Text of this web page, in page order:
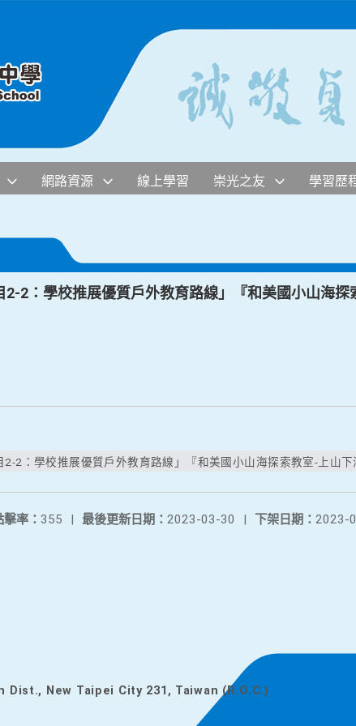
網路資源 線上學習 崇光之友 學習歷
2-2：學校推展優質戶外教育路線」『和美國小山海
2-2：學校推展優質戶外教育路線」『和美國小山海探索教室-上山
下架日期： 2023-
最後更新日期： 2023-03-30 |
擊率： 355 |
Dist., New Taipei City 231, Taiwan (R.O.C.)